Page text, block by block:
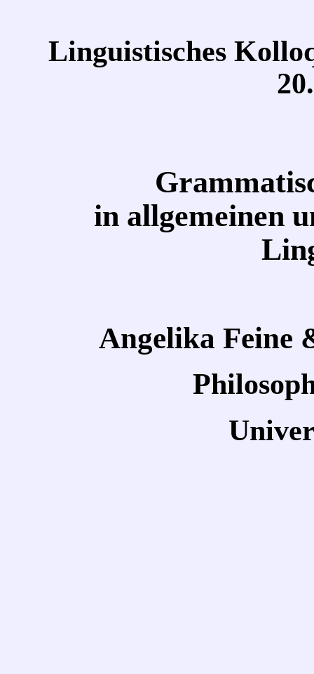
Linguistisches
in allgemeinen
Angelika Feine